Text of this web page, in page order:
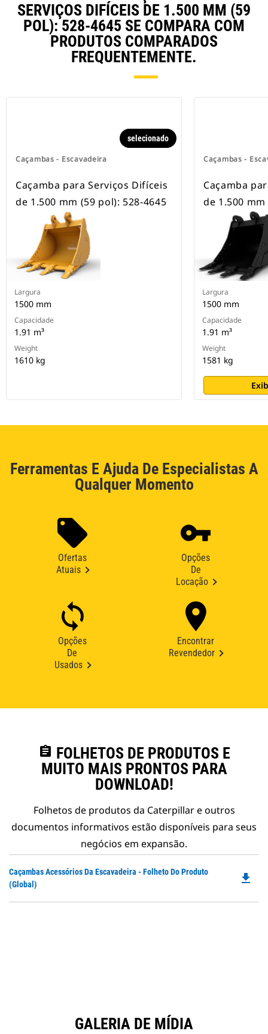
rodas.
SERVIÇOS DIFÍCEIS DE 1.500 MM (59
POL): 528-4645 SE COMPARA COM
PRODUTOS COMPARADOS
FREQUENTEMENTE.
Caçambas - Escavadeira
selecionado
Caçamba para Serviços Difíceis
de 1.500 mm (59 pol): 528-4645
Largura
1500 mm
Capacidade
1.91 m³
Weight
1610 kg
Caçambas -
Caçamba
de 1.500
Largura
1500 mm
Capacidade
1.91 m³
Weight
1581 kg
Ferramentas E Ajuda De Especialistas A
Qualquer Momento
Ofertas
Atuais
Opções
De
Locação
Opções
De
Usados
Encontrar
Revendedor
assignment FOLHETOS DE PRODUTOS E
MUITO MAIS PRONTOS PARA
DOWNLOAD!
Folhetos de produtos da Caterpillar e outros
documentos informativos estão disponíveis para seus
negócios em expansão.
Caçambas Acessórios Da Escavadeira - Folheto Do Produto
(Global)
file_download
GALERIA DE MÍDIA